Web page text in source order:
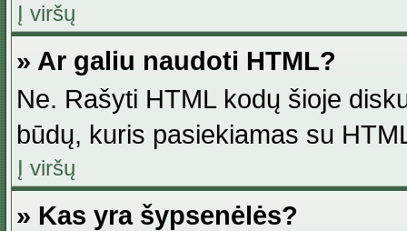
Į viršų
» Ar galiu naudoti HTML?
Ne. Rašyti HTML kodų šioje
būdų, kuris pasiekiamas su
Į viršų
» Kas yra šypsenėlės?